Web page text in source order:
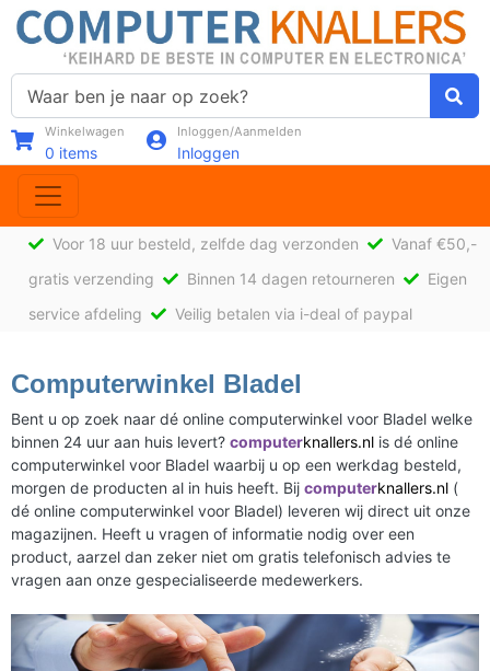
Winkelwagen
0 items
Inloggen/Aanmelden
Inloggen
Voor 18 uur besteld, zelfde dag verzonden
Vanaf €50,-
gratis verzending
Binnen 14 dagen retourneren
Eigen
service afdeling
Veilig betalen via i-deal of paypal
Computerwinkel Bladel
Bent u op zoek naar dé online computerwinkel voor Bladel welke
binnen 24 uur aan huis levert? computerknallers.nl is dé online
computerwinkel voor Bladel waarbij u op een werkdag besteld,
morgen de producten al in huis heeft. Bij computerknallers.nl (
dé online computerwinkel voor Bladel) leveren wij direct uit onze
magazijnen. Heeft u vragen of informatie nodig over een
product, aarzel dan zeker niet om gratis telefonisch advies te
vragen aan onze gespecialiseerde medewerkers.